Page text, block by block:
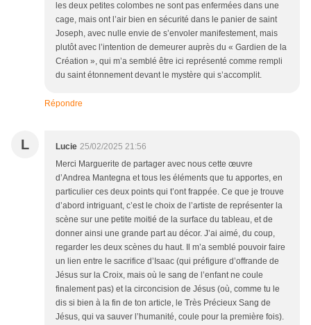
les deux petites colombes ne sont pas enfermées dans une
cage, mais ont l’air bien en sécurité dans le panier de saint
Joseph, avec nulle envie de s’envoler manifestement, mais
plutôt avec l’intention de demeurer auprès du « Gardien de la
Création », qui m’a semblé être ici représenté comme rempli
du saint étonnement devant le mystère qui s’accomplit.
Répondre
L Lucie 25/02/2025 21:56
Merci Marguerite de partager avec nous cette œuvre
d’Andrea Mantegna et tous les éléments que tu apportes, en
particulier ces deux points qui t’ont frappée. Ce que je trouve
d’abord intriguant, c’est le choix de l’artiste de représenter la
scène sur une petite moitié de la surface du tableau, et de
donner ainsi une grande part au décor. J’ai aimé, du coup,
regarder les deux scènes du haut. Il m’a semblé pouvoir faire
un lien entre le sacrifice d’Isaac (qui préfigure d’offrande de
Jésus sur la Croix, mais où le sang de l’enfant ne coule
finalement pas) et la circoncision de Jésus (où, comme tu le
dis si bien à la fin de ton article, le Très Précieux Sang de
Jésus, qui va sauver l’humanité, coule pour la première fois).